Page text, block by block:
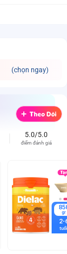
(chọn ngay)
5.0/5.0
điểm đánh giá
gr
2-
tuổi